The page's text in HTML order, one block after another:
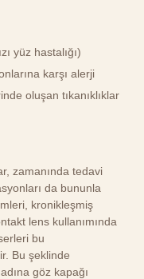
yüz hastalığı)
karşı alerji
oluşan tıkanıklıklar
zamanında tedavi
da bununla
kronikleşmiş
lens kullanımında
bu
Bu şeklinde
göz kapağı